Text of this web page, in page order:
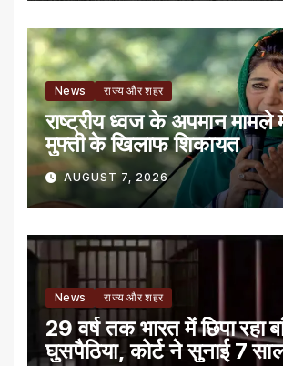
News राज्य और शहर
राष्ट्रीय ध्वज के अपमान मामले
मुफ्ती के खिलाफ शिकायत
AUGUST 7, 2026
News राज्य और शहर
29 वर्ष तक भारत में छिपा रहा
घुसपैठिया, कोर्ट ने सुनाई 7